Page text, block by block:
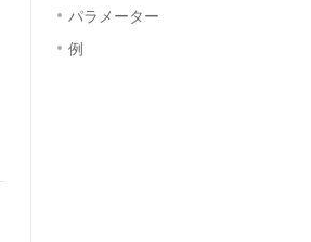
パラメーター
例